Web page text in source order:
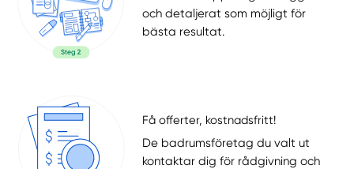
och detaljerat som möjligt för
bästa resultat.
Få offerter, kostnadsfritt!
De badrumsföretag du valt ut
kontaktar dig för rådgivning och